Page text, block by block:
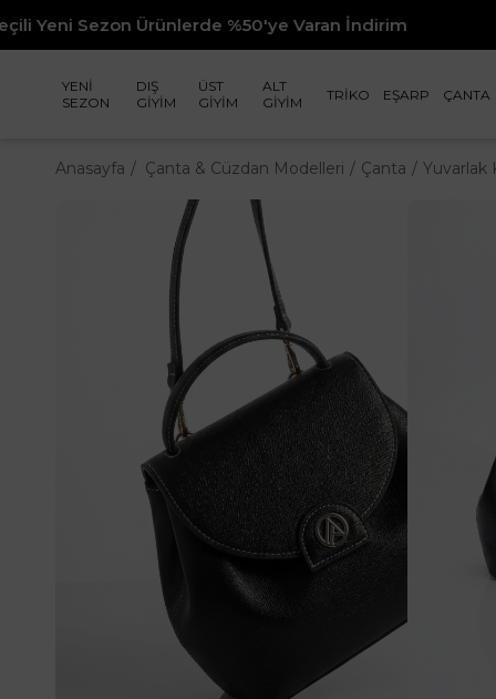
%50'ye Varan İndirim
YENİ
SEZON
DIŞ
GİYİM
ÜST
GİYİM
ALT
GİYİM
TRİKO EŞARP ÇANTA
Anasayfa Çanta & Cüzdan Modelleri Çanta Yuvarlak